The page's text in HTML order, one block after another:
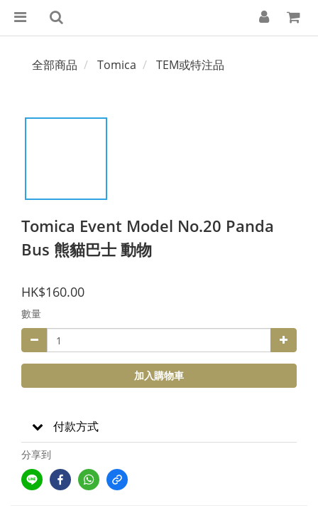
全部商品 Tomica TEM或特注品
Tomica Event Model No.20 Panda
Bus 熊貓巴士 動物
HK$160.00
數量
加入購物車
付款方式
分享到